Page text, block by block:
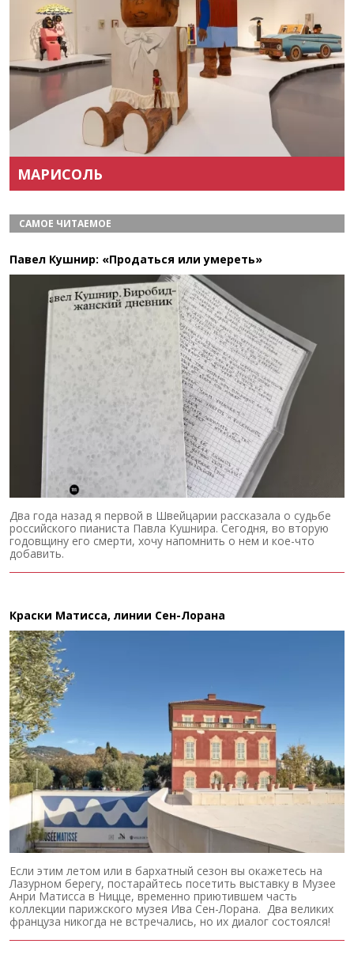
МАРИСОЛЬ
САМОЕ ЧИТАЕМОЕ
Павел Кушнир: «Продаться или умереть»
Два года назад я первой в Швейцарии рассказала о судьбе
российского пианиста Павла Кушнира. Сегодня, во вторую
годовщину его смерти, хочу напомнить о нем и кое-что
добавить.
Краски Матисса, линии Сен-Лорана
Если этим летом или в бархатный сезон вы окажетесь на
Лазурном берегу, постарайтесь посетить выставку в Музее
Анри Матисса в Ницце, временно приютившем часть
коллекции парижского музея Ива Сен-Лорана. Два великих
француза никогда не встречались, но их диалог состоялся!